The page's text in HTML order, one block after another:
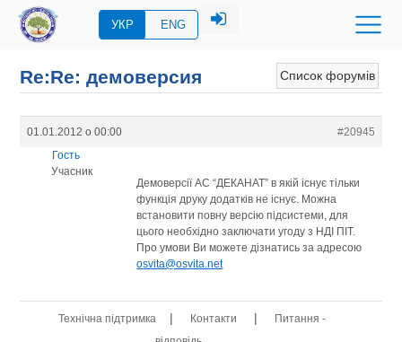
УКР ENG
Список форумів
Re:Re: демоверсия
01.01.2012 о 00:00
#20945
Гость
Учасник
Демоверсії АС “ДЕКАНАТ” в якій існує тільки
функція друку додатків не існує. Можна
встановити повну версію підсистеми, для
цього необхідно заключати угоду з НДІ ПІТ.
Про умови Ви можете дізнатись за адресою
osvita@osvita.net
Технічна підтримка | Контакти |
Питання -